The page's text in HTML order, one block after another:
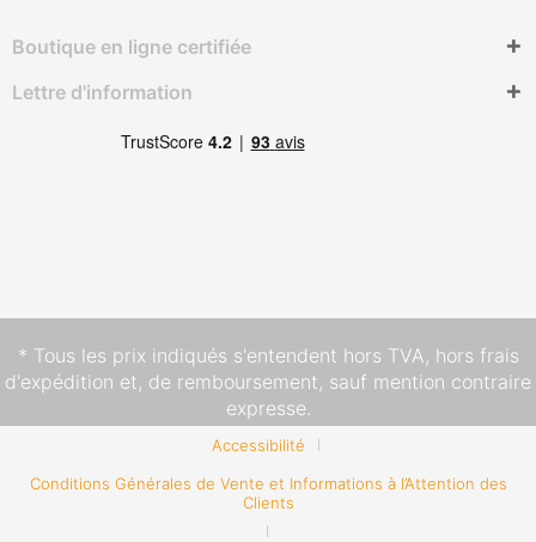
Boutique en ligne certifiée
Lettre d'information
* Tous les prix indiqués s'entendent hors TVA, hors frais
d'expédition et, de remboursement, sauf mention contraire
expresse.
Accessibilité
Conditions Générales de Vente et Informations à l’Attention des
Clients